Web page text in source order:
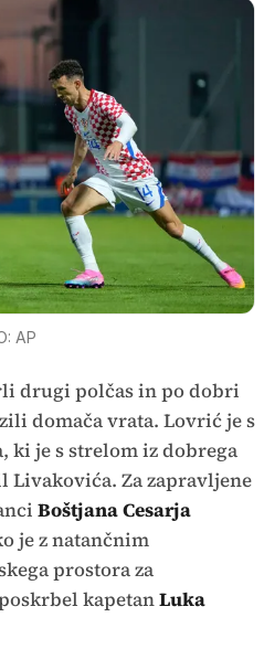
AP
drugi polčas in po dobri
domača vrata. Lovrić je s
ki je s strelom iz dobrega
Livakovića. Za zapravljene
Boštjana Cesarja
je z natančnim
prostora za
kapetanLuka